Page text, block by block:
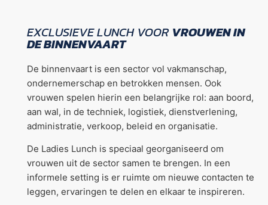
EXCLUSIEVE LUNCH VOOR VROUWEN IN
DE BINNENVAART
De binnenvaart is een sector vol vakmanschap,
ondernemerschap en betrokken mensen. Ook
vrouwen spelen hierin een belangrijke rol: aan boord,
aan wal, in de techniek, logistiek, dienstverlening,
administratie, verkoop, beleid en organisatie.
De Ladies Lunch is speciaal georganiseerd om
vrouwen uit de sector samen te brengen. In een
informele setting is er ruimte om nieuwe contacten te
leggen, ervaringen te delen en elkaar te inspireren.